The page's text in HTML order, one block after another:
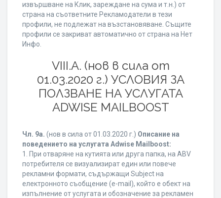
извършване на Клик, зареждане на сума и т.н.) от
страна на съответните Рекламодатели в тези
профили, не подлежат на възстановяване. Същите
профили се закриват автоматично от страна на Нет
Инфо.
VIII.A. (нов в сила от
01.03.2020 г.) УСЛОВИЯ ЗА
ПОЛЗВАНЕ НА УСЛУГАТА
ADWISE MAILBOOST
Чл. 9а. (нов в сила от 01.03.2020 г.) Описание на
поведението на услугата Adwise Mailboost:
1. При отваряне на кутията или друга папка, на ABV
потребителя се визуализират един или повече
рекламни формати, съдържащи Subject на
електронното съобщение (e-mail), който е обект на
изпълнение от услугата и обозначение за рекламен